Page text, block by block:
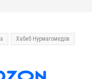
Хабиб Нурмагомедов